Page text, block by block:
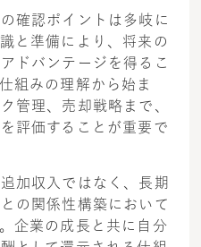
確認ポイントは多岐に
と準備により、将来の
ドバンテージを得るこ
組みの理解から始ま
管理、売却戦略まで、
評価することが重要で
加収入ではなく、長期
の関係性構築において
企業の成長と共に自分